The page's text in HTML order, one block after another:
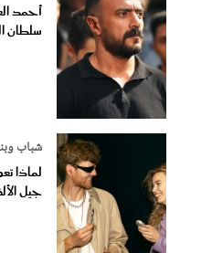
أحمد
سلطان
شباب
لماذا
جيل